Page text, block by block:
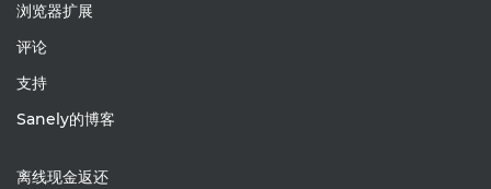
浏览器扩展
评论
支持
Sanely的博客
离线现金返还